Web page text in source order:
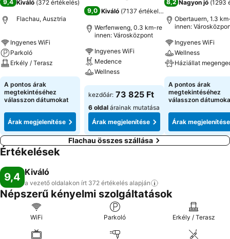
9,4 Kiváló (372 értékelés)
Flachau, Ausztria
Ingyenes WiFi
Parkoló
Erkély / Terasz
Árak megjelenítése
A pontos árak
megtekintéséhez
válasszon dátumokat
Árak megjelenítése
9,0 Kiváló (7137 értékelés
Werfenweng, 0.3 km-re
innen: Városközpont
Ingyenes WiFi
Medence
Wellness
Árak megjelenítése
kezdőár: 73 825 Ft
6 oldal árainak mutatása
Árak megjelenítése
8,2 Nagyon jó (1293
Obertauern, 1.3
innen:
Ingyenes WiFi
Wellness
Háziállat
Árak
A pontos árak
megtekintéséhez
válasszon
Árak megjelenítése
Flachau összes szállása
Értékelések
9,4 Kiváló
a vezető oldalakon írt 372 értékelés alapján
Népszerű kényelmi szolgáltatások
WiFi Parkoló Erkély / Terasz